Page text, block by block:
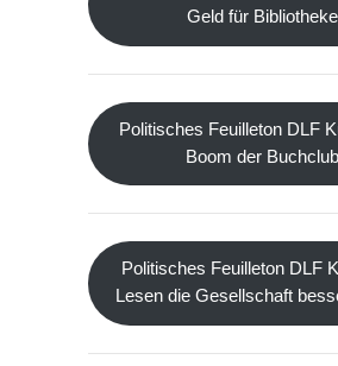
Geld für
Politisches Feuilleton DLF
Boom der
Politisches Feuilleton DLF
Lesen die Gesellschaft